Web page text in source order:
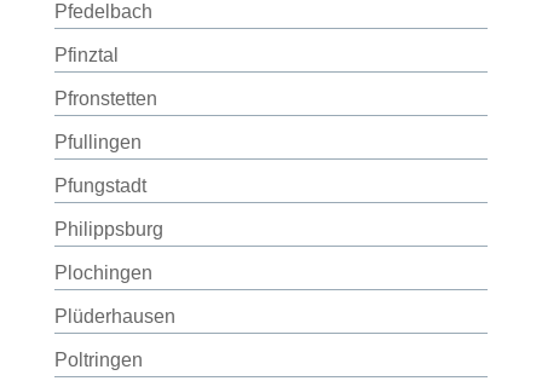
Pfedelbach
Pfinztal
Pfronstetten
Pfullingen
Pfungstadt
Philippsburg
Plochingen
Plüderhausen
Poltringen